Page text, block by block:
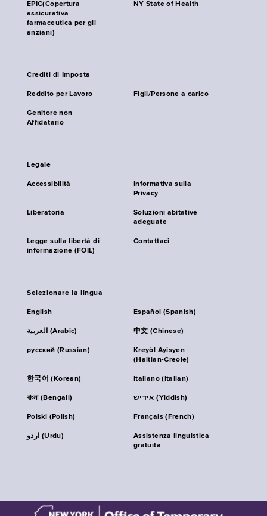
EPIC(Copertura
assicurativa
farmaceutica per gli
anziani)
NY State of Health
Crediti di Imposta
Reddito per Lavoro Figli/Persone a carico
Genitore non
Affidatario
Legale
Accessibilità
Informativa sulla
Privacy
Liberatoria
Soluzioni abitative
adeguate
Legge sulla libertà di
informazione (FOIL)
Contattaci
Selezionare la lingua
English Español (Spanish)
العربية (Arabic) 中文 (Chinese)
русский (Russian)
Kreyòl Ayisyen
(Haitian-Creole)
한국어 (Korean) Italiano (Italian)
বাংলা (Bengali) אידיש (Yiddish)
Polski (Polish) Français (French)
اردو (Urdu)
Assistenza linguistica
gratuita